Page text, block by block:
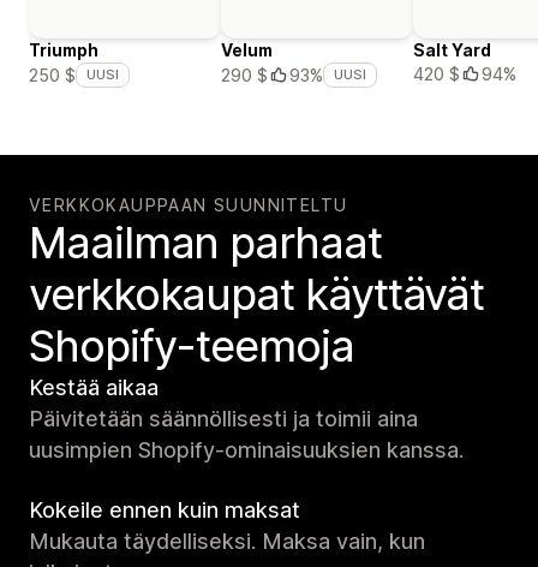
Triumph
250 $
UUSI
Velum
290 $
93% UUSI
Salt Yard
420 $
94%
VERKKOKAUPPAAN SUUNNITELTU
Maailman parhaat
verkko­kaupat käyttävät
Shopify-teemoja
Kestää aikaa
Päivitetään säännöllisesti ja toimii aina
uusimpien Shopify-ominaisuuksien kanssa.
Kokeile ennen kuin maksat
Mukauta täydelliseksi. Maksa vain, kun